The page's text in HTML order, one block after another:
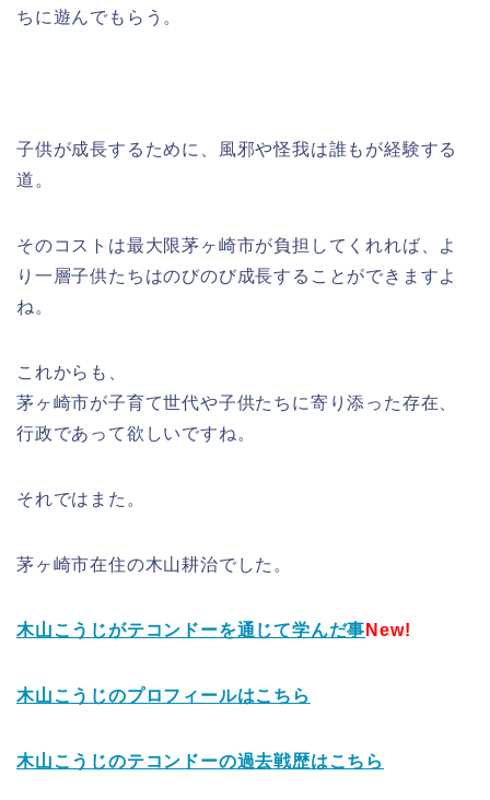
ちに遊んでもらう。
子供が成長するために、風邪や怪我は誰もが経験する
道。
そのコストは最大限茅ヶ崎市が負担してくれれば、よ
り一層子供たちはのびのび成長することができますよ
ね。
これからも、
茅ヶ崎市が子育て世代や子供たちに寄り添った存在、
行政であって欲しいですね。
それではまた。
茅ヶ崎市在住の木山耕治でした。
木山こうじがテコンドーを通じて学んだ事 New!
木山こうじのプロフィールはこちら
木山こうじのテコンドーの過去戦歴はこちら